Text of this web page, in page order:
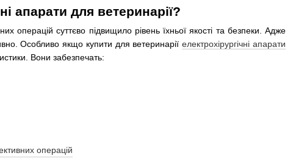
апарати для ветеринарії?
операцій суттєво підвищило рівень їхньої якості та безпеки. Адже
Особливо якщо купити для ветеринаріїелектрохірургічні апарати
Вони забезпечать: